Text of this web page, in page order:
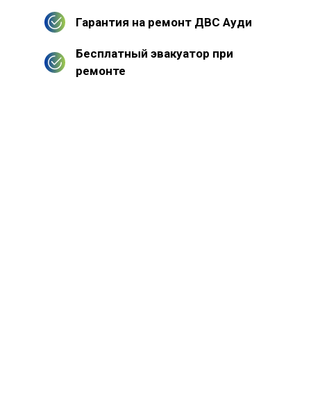
Гарантия на ремонт ДВС Ауди
Бесплатный эвакуатор при
ремонте